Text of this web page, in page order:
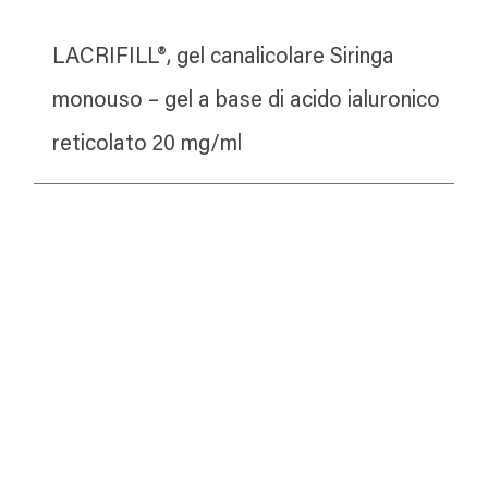
LACRIFILL®, gel canalicolare Siringa
monouso – gel a base di acido ialuronico
reticolato 20 mg/ml